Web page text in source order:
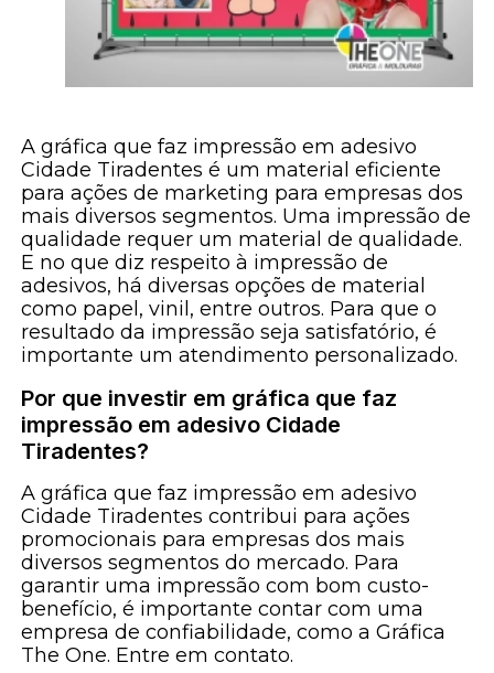
A gráfica que faz impressão em adesivo
Cidade Tiradentes é um material eficiente
para ações de marketing para empresas dos
mais diversos segmentos. Uma impressão de
qualidade requer um material de qualidade.
E no que diz respeito à impressão de
adesivos, há diversas opções de material
como papel, vinil, entre outros. Para que o
resultado da impressão seja satisfatório, é
importante um atendimento personalizado.
Por que investir em gráfica que faz
impressão em adesivo Cidade
Tiradentes?
A gráfica que faz impressão em adesivo
Cidade Tiradentes contribui para ações
promocionais para empresas dos mais
diversos segmentos do mercado. Para
garantir uma impressão com bom custo-
benefício, é importante contar com uma
empresa de confiabilidade, como a Gráfica
The One. Entre em contato.